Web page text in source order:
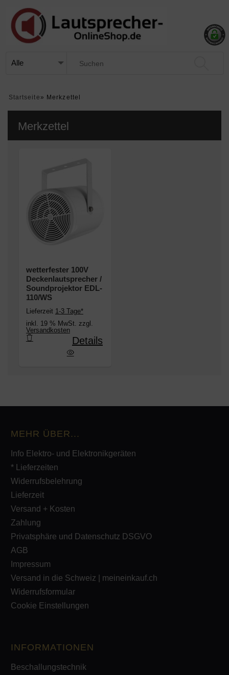
Startseite » Merkzettel
Merkzettel
wetterfester 100V
Deckenlautsprecher /
Soundprojektor EDL-
110/WS
Lieferzeit 1-3 Tage*
inkl. 19 % MwSt. zzgl.
Versandkosten
/ Soundprojektor EDL-110/
Details
MEHR ÜBER...
Info Elektro- und Elektronikgeräten
* Lieferzeiten
Widerrufsbelehrung
Lieferzeit
Versand + Kosten
Zahlung
Privatsphäre und Datenschutz DSGVO
AGB
Impressum
Versand in die Schweiz | meineinkauf.ch
Widerrufsformular
Cookie Einstellungen
INFORMATIONEN
Beschallungstechnik